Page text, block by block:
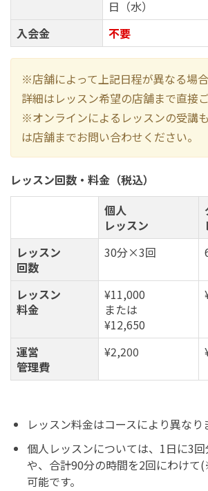
日（水）
入会金
不要
※店舗によって上記日程が異なる場合
詳細はレッスン希望の店舗まで直接
※オンラインによるレッスンの受講
は店舗までお問い合わせください。
レッスン回数・料金（税込）
個人
レッスン
レッスン
回数
30分×3回
レッスン
料金
¥11,000
または
¥12,650
運営
管理費
¥2,200
レッスン料金はコースにより異なり
個人レッスンについては、1日に3
や、合計90分の時間を2回にわけ
可能です。